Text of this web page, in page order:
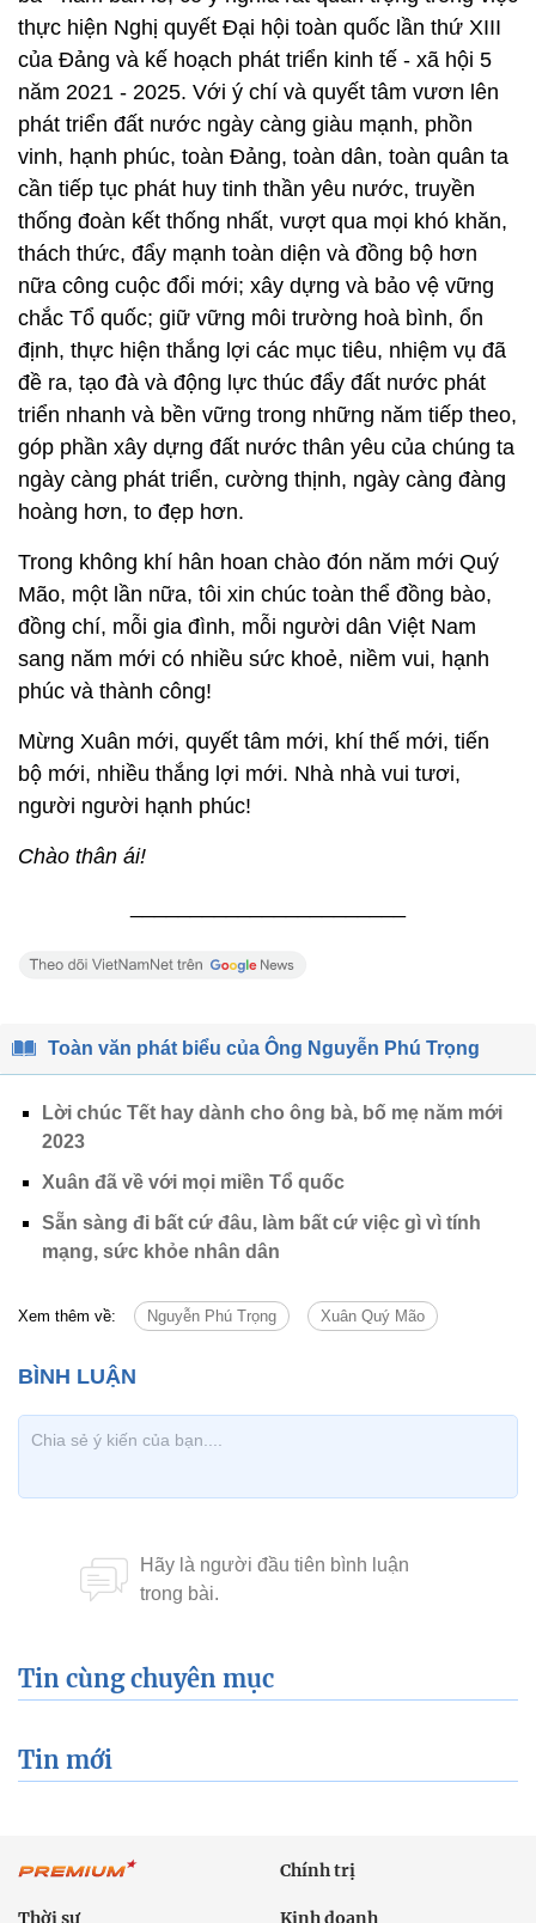
thực hiện Nghị quyết Đại hội toàn quốc lần thứ XIII
của Đảng và kế hoạch phát triển kinh tế - xã hội 5
năm 2021 - 2025. Với ý chí và quyết tâm vươn lên
phát triển đất nước ngày càng giàu mạnh, phồn
vinh, hạnh phúc, toàn Đảng, toàn dân, toàn quân ta
cần tiếp tục phát huy tinh thần yêu nước, truyền
thống đoàn kết thống nhất, vượt qua mọi khó khăn,
thách thức, đẩy mạnh toàn diện và đồng bộ hơn
nữa công cuộc đổi mới; xây dựng và bảo vệ vững
chắc Tổ quốc; giữ vững môi trường hoà bình, ổn
định, thực hiện thắng lợi các mục tiêu, nhiệm vụ đã
đề ra, tạo đà và động lực thúc đẩy đất nước phát
triển nhanh và bền vững trong những năm tiếp theo,
góp phần xây dựng đất nước thân yêu của chúng ta
ngày càng phát triển, cường thịnh, ngày càng đàng
hoàng hơn, to đẹp hơn.
Trong không khí hân hoan chào đón năm mới Quý
Mão, một lần nữa, tôi xin chúc toàn thể đồng bào,
đồng chí, mỗi gia đình, mỗi người dân Việt Nam
sang năm mới có nhiều sức khoẻ, niềm vui, hạnh
phúc và thành công!
Mừng Xuân mới, quyết tâm mới, khí thế mới, tiến
bộ mới, nhiều thắng lợi mới. Nhà nhà vui tươi,
người người hạnh phúc!
Chào thân ái!
Toàn văn phát biểu của Ông Nguyễn Phú Trọng
Lời chúc Tết hay dành cho ông bà, bố mẹ năm mới
2023
Xuân đã về với mọi miền Tổ quốc
Sẵn sàng đi bất cứ đâu, làm bất cứ việc gì vì tính
mạng, sức khỏe nhân dân
Xem thêm về: Nguyễn Phú Trọng Xuân Quý Mão
Tin cùng chuyên mục
Tin mới
Chính trị
Thời sự Kinh doanh